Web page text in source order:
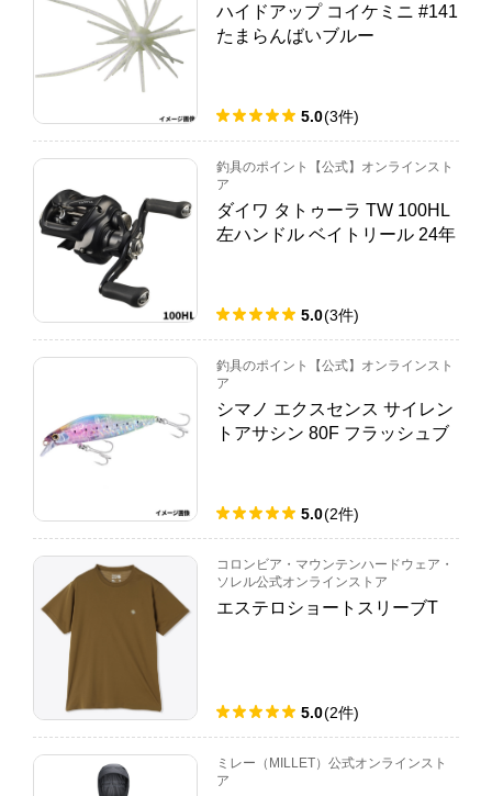
ハイドアップ コイケミニ #141
たまらんばいブルー
5.0(3件)
釣具のポイント【公式】オンラインスト
ア
ダイワ タトゥーラ TW 100HL
左ハンドル ベイトリール 24年
5.0(3件)
釣具のポイント【公式】オンラインスト
ア
シマノ エクスセンス サイレン
トアサシン 80F フラッシュブ
5.0(2件)
コロンビア・マウンテンハードウェア・
ソレル公式オンラインストア
エステロショートスリーブT
5.0(2件)
ミレー（MILLET）公式オンラインスト
ア